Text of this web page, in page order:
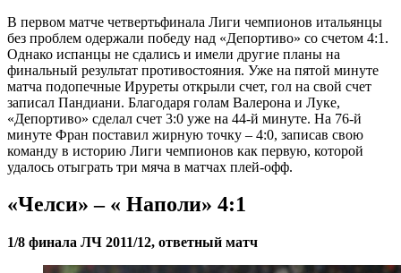
В первом матче четвертьфинала Лиги чемпионов итальянцы
без проблем одержали победу над «Депортиво» со счетом 4:1.
Однако испанцы не сдались и имели другие планы на
финальный результат противостояния. Уже на пятой минуте
матча подопечные Ируреты открыли счет, гол на свой счет
записал Пандиани. Благодаря голам Валерона и Луке,
«Депортиво» сделал счет 3:0 уже на 44-й минуте. На 76-й
минуте Фран поставил жирную точку – 4:0, записав свою
команду в историю Лиги чемпионов как первую, которой
удалось отыграть три мяча в матчах плей-офф.
«Челси» – « Наполи» 4:1
1/8 финала ЛЧ 2011/12, ответный матч